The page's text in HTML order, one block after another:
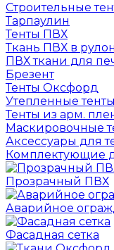
Строительные
Тарпаулин
Тенты ПВХ
Ткань ПВХ в
ПВХ ткани для
Брезент
Тенты Оксфорд
Утепленные тенты
Тенты из арм.
Маскировочные
Аксессуары для
Комплектующие
Прозрачный ПВХ
Аварийное
Фасадная сетка